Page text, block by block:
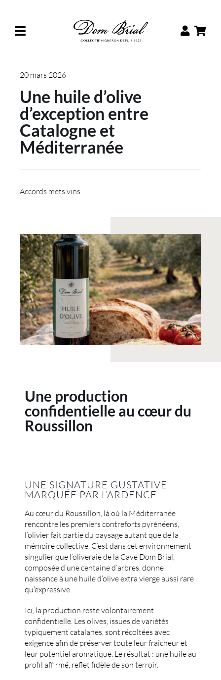
contenu
20 mars 2026
Une huile d’olive
d’exception entre
Catalogne et
Méditerranée
Accords mets vins
Une production
confidentielle au cœur du
Roussillon
UNE SIGNATURE GUSTATIVE
MARQUÉE PAR L’ARDENCE
Au cœur du Roussillon, là où la Méditerranée
rencontre les premiers contreforts pyrénéens,
l’olivier fait partie du paysage autant que de la
mémoire collective. C’est dans cet environnement
singulier que l’oliveraie de la Cave Dom Brial,
composée d’une centaine d’arbres, donne
naissance à une huile d’olive extra vierge aussi rare
qu’expressive.
Ici, la production reste volontairement
confidentielle. Les olives, issues de variétés
typiquement catalanes, sont récoltées avec
exigence afin de préserver toute leur fraîcheur et
leur potentiel aromatique. Le résultat : une huile au
profil affirmé, reflet fidèle de son terroir.